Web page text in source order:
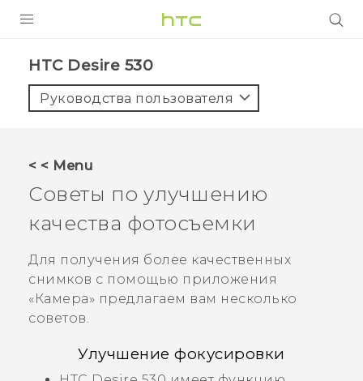
5G
VIVERSE
ПОДДЕРЖКА
HTC Desire 530‎
Руководства пользователя
< < Menu
Советы по улучшению
качества фотосъемки
Для получения более качественных
снимков с помощью приложения
«Камера» предлагаем вам несколько
советов.
Улучшение фокусировки